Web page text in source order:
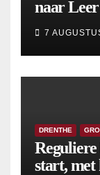
naar
7
DRENTHE
Reguliere
start, met